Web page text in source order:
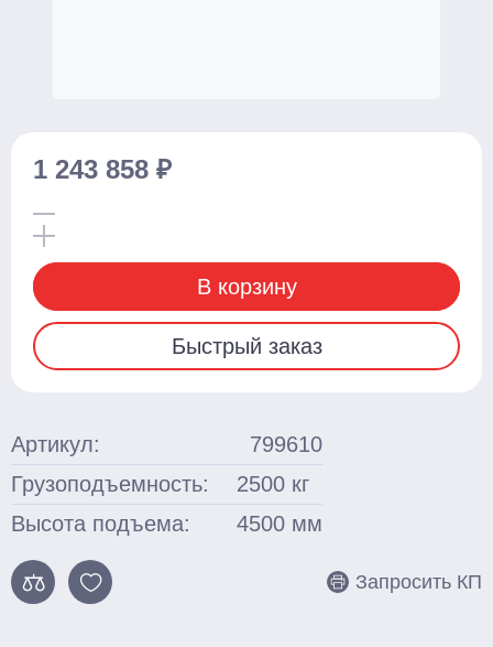
Артикул:
799610
Грузоподъемность:
2500 кг
Высота подъема:
4500 мм
Запросить КП
1 243 858 ₽
В корзину
Быстрый заказ
С сиденьем оператора
Толкаемого типа
Грузоподъемное оборудование
Тали ручные
Смотреть весь каталог